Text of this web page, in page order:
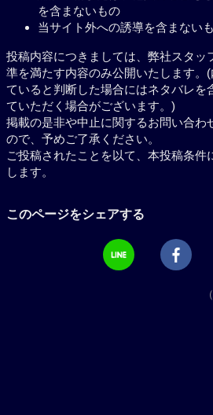
を含まないもの
当サイト外への誘導を含まない
投稿内容につきましては、弊社スタッ
準を満たす内容のみ公開いたします。
ていると判断した場合にはネタバレを
ていただく場合がございます。)
掲載の是非や中止に関するお問い合わ
ので、予めご了承ください。
ご投稿されたことを以て、本投稿条件
します。
このページをシェアする
（